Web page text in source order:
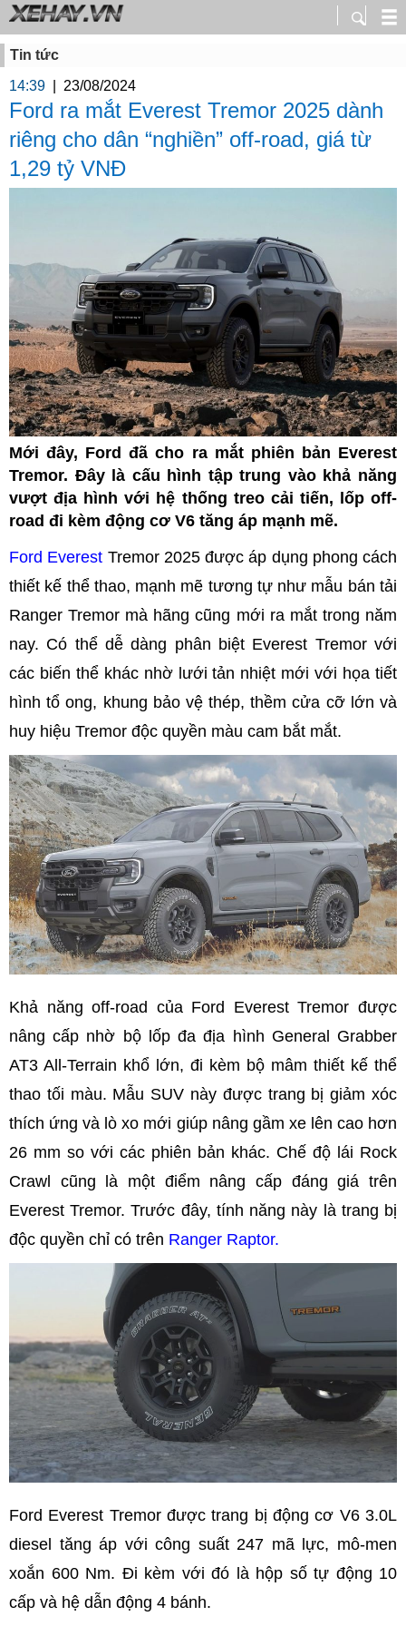
Tin tức
14:39
23/08/2024
Ford ra mắt Everest Tremor 2025 dành
riêng cho dân “nghiền” off-road, giá từ
1,29 tỷ VNĐ
Mới đây, Ford đã cho ra mắt phiên bản Everest
Tremor. Đây là cấu hình tập trung vào khả năng
vượt địa hình với hệ thống treo cải tiến, lốp off-
road đi kèm động cơ V6 tăng áp mạnh mẽ.
Ford Everest Tremor 2025 được áp dụng phong cách
thiết kế thể thao, mạnh mẽ tương tự như mẫu bán tải
Ranger Tremor mà hãng cũng mới ra mắt trong năm
nay. Có thể dễ dàng phân biệt Everest Tremor với
các biến thể khác nhờ lưới tản nhiệt mới với họa tiết
hình tổ ong, khung bảo vệ thép, thềm cửa cỡ lớn và
huy hiệu Tremor độc quyền màu cam bắt mắt.
Khả năng off-road của Ford Everest Tremor được
nâng cấp nhờ bộ lốp đa địa hình General Grabber
AT3 All-Terrain khổ lớn, đi kèm bộ mâm thiết kế thể
thao tối màu. Mẫu SUV này được trang bị giảm xóc
thích ứng và lò xo mới giúp nâng gầm xe lên cao hơn
26 mm so với các phiên bản khác. Chế độ lái Rock
Crawl cũng là một điểm nâng cấp đáng giá trên
Everest Tremor. Trước đây, tính năng này là trang bị
độc quyền chỉ có trên Ranger Raptor.
Ford Everest Tremor được trang bị động cơ V6 3.0L
diesel tăng áp với công suất 247 mã lực, mô-men
xoắn 600 Nm. Đi kèm với đó là hộp số tự động 10
cấp và hệ dẫn động 4 bánh.